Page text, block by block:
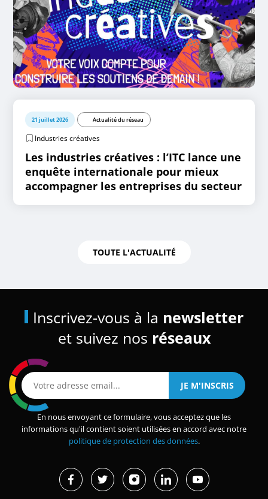
21 juillet 2026 Actualité du réseau
Industries créatives
Les industries créatives : l’ITC lance une
enquête internationale pour mieux
accompagner les entreprises du secteur
TOUTE L'ACTUALITÉ
Inscrivez-vous à la newsletter
et suivez nos réseaux
En nous envoyant ce formulaire, vous acceptez que les
informations qu'il contient soient utilisées en accord avec notre
politique de protection des données.